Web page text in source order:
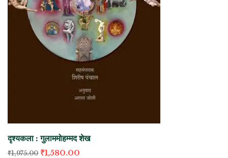
दृश्यकला : गुलाममोहम्मद शेख
₹1,975.00 ₹1,580.00